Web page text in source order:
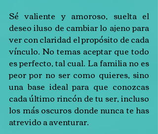
Sé valiente y amoroso, suelta el
deseo iluso de cambiar lo ajeno para
ver con claridad el propósito de cada
vínculo. No temas aceptar que todo
es perfecto, tal cual. La familia no es
peor por no ser como quieres, sino
una base ideal para que conozcas
cada último rincón de tu ser, incluso
los más oscuros donde nunca te has
atrevido a aventurar.